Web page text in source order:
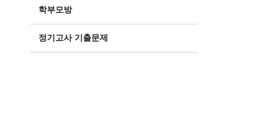
학부모방
정기고사 기출문제